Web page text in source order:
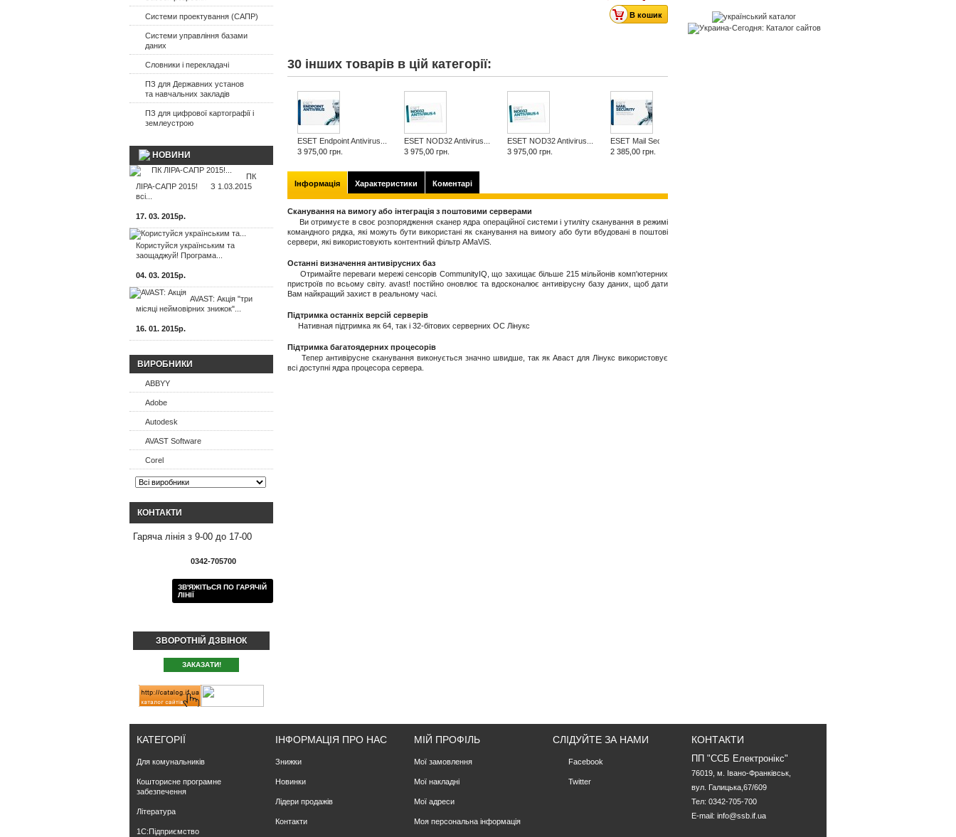
Системи проектування (САПР)
Системи управління базами
даних
Словники і перекладачі
ПЗ для Державних установ
та навчальних закладів
ПЗ для цифрової картографії і
землеустрою
НОВИНИ
ПК
ЛІРА-САПР 2015! З 1.03.2015
всі...
17. 03. 2015р.
Користуйся українським та
заощаджуй! Програма...
04. 03. 2015р.
AVAST: Акція "три
місяці неймовірних знижок"...
16. 01. 2015р.
ВИРОБНИКИ
ABBYY
Adobe
Autodesk
AVAST Software
Corel
КОНТАКТИ
Гаряча лінія з 9-00 до 17-00
0342-705700
ЗВ'ЯЖІТЬСЯ ПО ГАРЯЧІЙ
ЛІНІЇ
ЗВОРОТНІЙ ДЗВІНОК
ЗАКАЗАТИ!
30 інших товарів в цій категорії:
ESET Endpoint Antivirus...
3 975,00 грн.
ESET NOD32 Antivirus...
3 975,00 грн.
ESET NOD32 Antivirus...
3 975,00 грн.
ESET Mail Security
2 385,00 грн.
Інформація Характеристики Коментарі
Сканування на вимогу або інтеграція з поштовими серверами
Ви отримуєте в своє розпорядження сканер ядра операційної системи і утиліту сканування в режимі
командного рядка, які можуть бути використані як сканування на вимогу або бути вбудовані в поштові
сервери, які використовують контентний фільтр AMaViS.
Останні визначення антивірусних баз
Отримайте переваги мережі сенсорів CommunityIQ, що захищає більше 215 мільйонів комп'ютерних
пристроїв по всьому світу. avast! постійно оновлює та вдосконалює антивірусну базу даних, щоб дати
Вам найкращий захист в реальному часі.
Підтримка останніх версій серверів
Нативная підтримка як 64, так і 32-бітових серверних ОС Лінукс
Підтримка багатоядерних процесорів
Тепер антивірусне сканування виконується значно швидше, так як Аваст для Лінукс використовує
всі доступні ядра процесора сервера.
КАТЕГОРІЇ
Для комунальників
Кошторисне програмне
забезпечення
Література
1С:Підприємство
ІНФОРМАЦІЯ ПРО НАС
Знижки
Новинки
Лідери продажів
Контакти
МІЙ ПРОФІЛЬ
Мої замовлення
Мої накладні
Мої адреси
Моя персональна інформація
СЛІДУЙТЕ ЗА НАМИ
Facebook
Twitter
КОНТАКТИ
ПП "ССБ Електронікс"
76019, м. Івано-Франківськ,
Тел: 0342-705-700
E-mail: info@ssb.if.ua